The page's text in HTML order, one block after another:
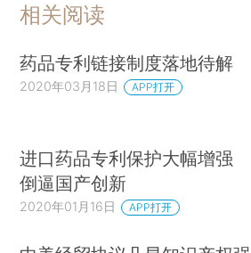
相关阅读
药品专利链接制度落地待解
2020年03月18日 APP打开
进口药品专利保护大幅增强
倒逼国产创新
2020年01月16日 APP打开